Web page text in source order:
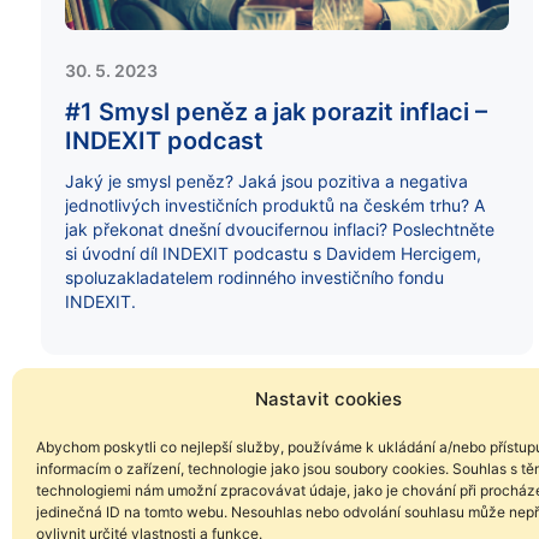
Nastavit cookies
Abychom poskytli co nejlepší služby, používáme k ukládání a/nebo
informacím o zařízení, technologie jako jsou soubory cookies. Souhlas s
technologiemi nám umožní zpracovávat údaje, jako je chování při
jedinečná ID na tomto webu. Nesouhlas nebo odvolání souhlasu může
ovlivnit určité vlastnosti a funkce.
30. 5. 2023
#1 Smysl peněz a jak porazit inflaci –
INDEXIT podcast
Jaký je smysl peněz? Jaká jsou pozitiva a negativa
jednotlivých investičních produktů na českém trhu? A
jak překonat dnešní dvoucifernou inflaci? Poslechtněte
si úvodní díl INDEXIT podcastu s Davidem Hercigem,
spoluzakladatelem rodinného investičního fondu
INDEXIT.